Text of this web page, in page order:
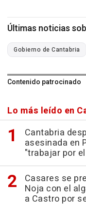
Últimas noticias
Gobierno de Cantabria
Contenido patrocinado
Lo más leído en
Cantabria
asesinada en
"trabajar por
Casares se
Noja con el
a Castro por